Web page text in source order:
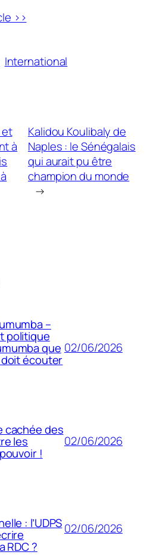
>>
International
et
à
Kalidou Koulibaly de
Naples : le Sénégalais
qui aurait pu être
champion du monde
→
–
politique
que
écouter
02/06/2026
cachée des
les
!
02/06/2026
: l’UDPS
RDC ?
02/06/2026